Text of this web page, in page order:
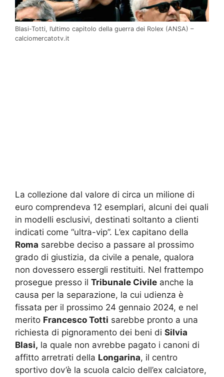
Blasi-Totti, l’ultimo capitolo della guerra dei Rolex (ANSA) –
calciomercatotv.it
La collezione dal valore di circa un milione di
euro comprendeva 12 esemplari, alcuni dei quali
in modelli esclusivi, destinati soltanto a clienti
indicati come “ultra-vip”. L’ex capitano della
Roma sarebbe deciso a passare al prossimo
grado di giustizia, da civile a penale, qualora
non dovessero essergli restituiti. Nel frattempo
prosegue presso il Tribunale Civile anche la
causa per la separazione, la cui udienza è
fissata per il prossimo 24 gennaio 2024, e nel
merito Francesco Totti sarebbe pronto a una
richiesta di pignoramento dei beni di Silvia
Blasi, la quale non avrebbe pagato i canoni di
affitto arretrati della Longarina, il centro
sportivo dov’è la scuola calcio dell’ex calciatore,